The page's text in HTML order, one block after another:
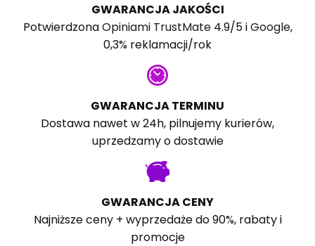
GWARANCJA JAKOŚCI
PotwierdzonaOpiniami TrustMate4.9/5 iGoogle,
0,3% reklamacji/rok
GWARANCJA TERMINU
Dostawa nawet w 24h, pilnujemy kurierów,
uprzedzamy o dostawie
GWARANCJA CENY
Najniższe ceny + wyprzedaże do 90%, rabaty i
promocje